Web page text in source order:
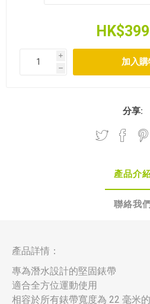
i
h
分享:
產品介
聯絡我們
產品詳情：
專為潛水設計的堅固錶帶
適合全方位運動使用
相容於所有錶帶寬度為 22 毫米